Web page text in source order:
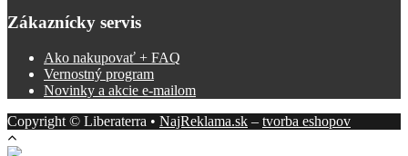
Zákaznícky servis
Ako nakupovať + FAQ
Vernostný program
Novinky a akcie e-mailom
Copyright © Liberaterra • NajReklama.sk – tvorba eshopov